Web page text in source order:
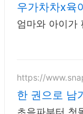
우가차차x육
엄마와 아이가
https://
한 권으로 남
초음파부터 첫